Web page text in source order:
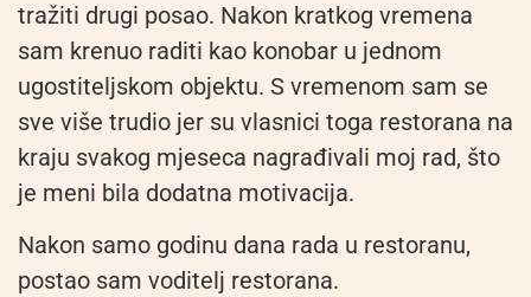
tražiti drugi posao. Nakon kratkog vremena
sam krenuo raditi kao konobar u jednom
ugostiteljskom objektu. S vremenom sam se
sve više trudio jer su vlasnici toga restorana na
kraju svakog mjeseca nagrađivali moj rad, što
je meni bila dodatna motivacija.
Nakon samo godinu dana rada u restoranu,
postao sam voditelj restorana.